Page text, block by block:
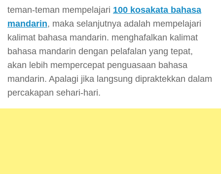
teman-teman mempelajari 100 kosakata bahasa
mandarin, maka selanjutnya adalah mempelajari
kalimat bahasa mandarin. menghafalkan kalimat
bahasa mandarin dengan pelafalan yang tepat,
akan lebih mempercepat penguasaan bahasa
mandarin. Apalagi jika langsung dipraktekkan dalam
percakapan sehari-hari.